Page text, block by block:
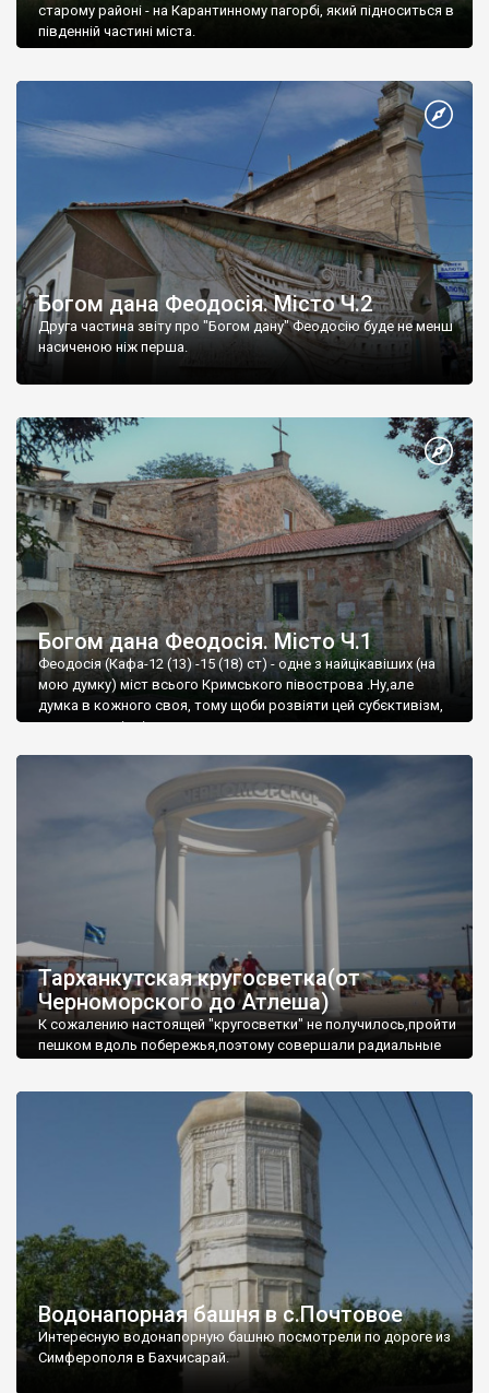
старому районі - на Карантинному пагорбі, який підноситься в
південній частині міста.
Богом дана Феодосія. Місто Ч.2
Друга частина звіту про "Богом дану" Феодосію буде не менш
насиченою ніж перша.
Богом дана Феодосія. Місто Ч.1
Феодосія (Кафа-12 (13) -15 (18) ст) - одне з найцікавіших (на
мою думку) міст всього Кримського півострова .Ну,але
думка в кожного своя, тому щоби розвіяти цей субєктивізм,
запрошую відвідати це
Тарханкутская кругосветка(от
Черноморского до Атлеша)
К сожалению настоящей "кругосветки" не получилось,пройти
пешком вдоль побережья,поэтому совершали радиальные
Водонапорная башня в с.Почтовое
Интересную водонапорную башню посмотрели по дороге из
Симферополя в Бахчисарай.